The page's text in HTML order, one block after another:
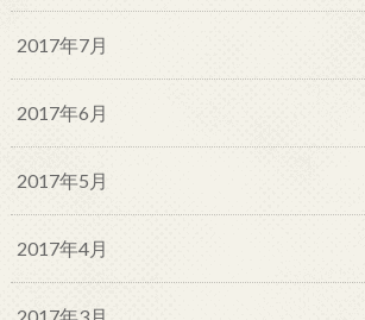
2017年7月
2017年6月
2017年5月
2017年4月
2017年3月